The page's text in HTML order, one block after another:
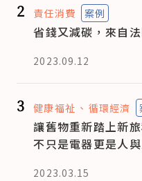
2 責任消費 案例
省錢又減碳，來自
2023.09.12
3 健康福祉 循環經濟
讓舊物重新踏上新
不只是電器更是人
2023.03.15